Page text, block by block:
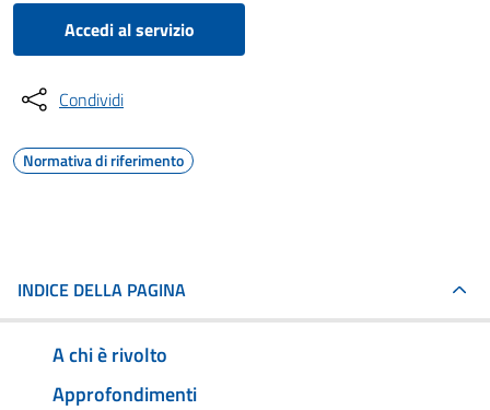
Accedi al servizio
Condividi
Normativa di riferimento
INDICE DELLA PAGINA
A chi è rivolto
Approfondimenti